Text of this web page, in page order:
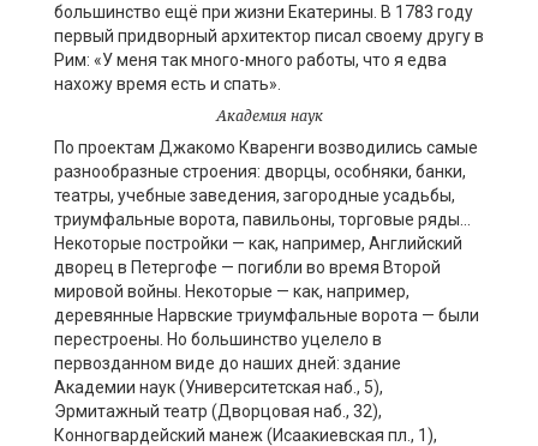
большинство ещё при жизни Екатерины. В 1783 году
первый придворный архитектор писал своему другу в
Рим: «У меня так много-много работы, что я едва
нахожу время есть и спать».
Академия наук
По проектам Джакомо Кваренги возводились самые
разнообразные строения: дворцы, особняки, банки,
театры, учебные заведения, загородные усадьбы,
триумфальные ворота, павильоны, торговые ряды…
Некоторые постройки — как, например, Английский
дворец в Петергофе — погибли во время Второй
мировой войны. Некоторые — как, например,
деревянные Нарвские триумфальные ворота — были
перестроены. Но большинство уцелело в
первозданном виде до наших дней: здание
Академии наук (Университетская наб., 5),
Эрмитажный театр (Дворцовая наб., 32),
Конногвардейский манеж (Исаакиевская пл., 1),